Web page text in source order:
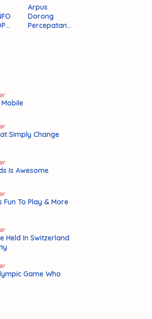
Arpus
Dorong
Percepatan
Simply Change
Is Awesome
To Play & More
Held In Switzerland
Game Who